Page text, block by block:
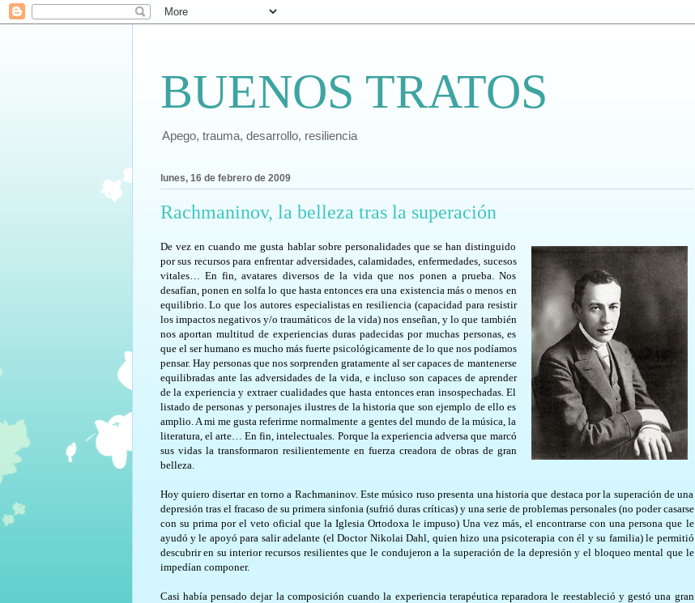
BUENOS TRATOS
Apego, trauma, desarrollo, resiliencia
lunes, 16 de febrero de 2009
Rachmaninov, la belleza tras la superación
De vez en cuando me gusta hablar sobre personalidades que se han distinguido
por sus recursos para enfrentar adversidades, calamidades, enfermedades, sucesos
vitales… En fin, avatares diversos de la vida que nos ponen a prueba. Nos
desafían, ponen en solfa lo que hasta entonces era una existencia más o menos en
equilibrio. Lo que los autores especialistas en resiliencia (capacidad para resistir
los impactos negativos y/o traumáticos de la vida) nos enseñan, y lo que también
nos aportan multitud de experiencias duras padecidas por muchas personas, es
que el ser humano es mucho más fuerte psicológicamente de lo que nos podíamos
pensar. Hay personas que nos sorprenden gratamente al ser capaces de mantenerse
equilibradas ante las adversidades de la vida, e incluso son capaces de aprender
de la experiencia y extraer cualidades que hasta entonces eran insospechadas. El
listado de personas y personajes ilustres de la historia que son ejemplo de ello es
amplio. A mi me gusta referirme normalmente a gentes del mundo de la música, la
literatura, el arte… En fin, intelectuales. Porque la experiencia adversa que marcó
sus vidas la transformaron resilientemente en fuerza creadora de obras de gran
belleza.
Hoy quiero disertar en torno a Rachmaninov. Este músico ruso presenta una historia que destaca por la superación de una
depresión tras el fracaso de su primera sinfonia (sufrió duras críticas) y una serie de problemas personales (no poder casarse
con su prima por el veto oficial que la Iglesia Ortodoxa le impuso) Una vez más, el encontrarse con una persona que le
ayudó y le apoyó para salir adelante (el Doctor Nikolai Dahl, quien hizo una psicoterapia con él y su familia) le permitió
descubrir en su interior recursos resilientes que le condujeron a la superación de la depresión y el bloqueo mental que le
impedían componer.
Casi había pensado dejar la composición cuando la experiencia terapéutica reparadora le reestableció y gestó una gran